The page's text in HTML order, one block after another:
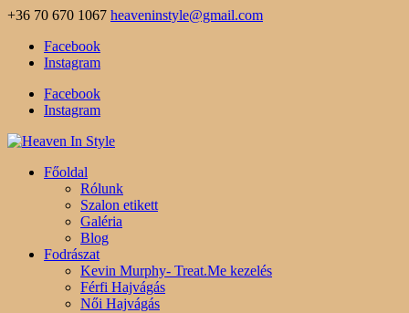
+36 70 670 1067 heaveninstyle@gmail.com
Facebook
Instagram
Facebook
Instagram
Főoldal
Rólunk
Szalon etikett
Galéria
Blog
Fodrászat
Kevin Murphy- Treat.Me kezelés
Férfi Hajvágás
Női Hajvágás